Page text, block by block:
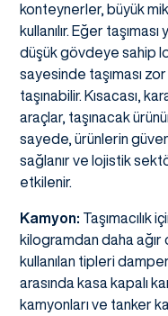
konteynerler, büyük
kullanılır. Eğer
düşük gövdeye sahip
sayesinde taşıması
taşınabilir. Kısacası,
araçlar, taşınacak
sayede, ürünlerin
sağlanır ve lojistik
etkilenir.
Kamyon: Taşımacılık
kilogramdan daha ağır
kullanılan tipleri
arasında kasa kapalı
kamyonları ve tanker